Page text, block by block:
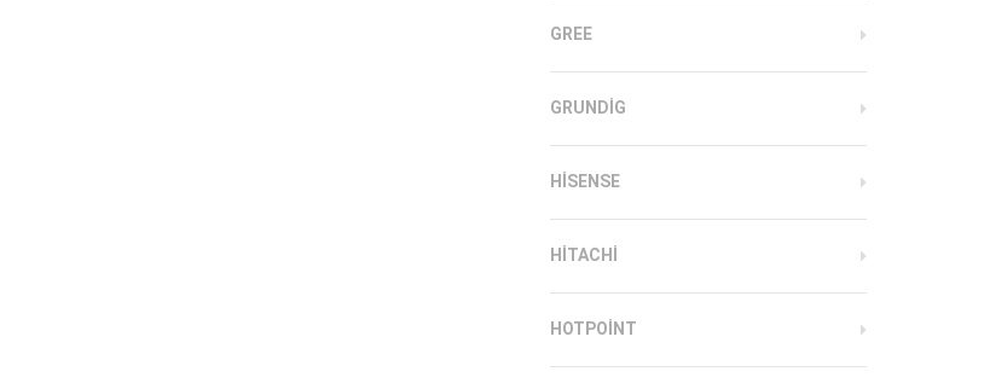
GREE
GRUNDIG
HISENSE
HITACHI
HOTPOINT